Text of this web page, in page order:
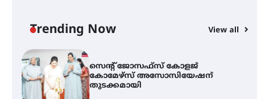
Trending Now View all
തുടക്കമായി
കോമേഴ്സ് എക്സ്പോയുമായി
എസ് എൻ ഹയർ സെക്കൻഡറി
വിദ്യാർത്ഥികൾ